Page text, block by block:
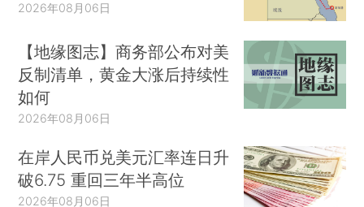
2026年08月06日
【地缘图志】商务部公布对美
反制清单，黄金大涨后持续性
如何
2026年08月06日
在岸人民币兑美元汇率连日升
破6.75 重回三年半高位
2026年08月06日